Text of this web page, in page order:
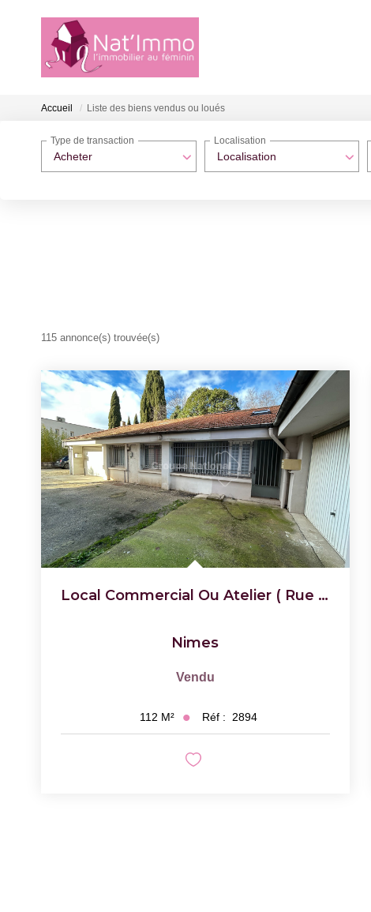
Accueil Liste des biens vendus ou loués
Acheter
Type de transaction
Localisation
Localisation
115 annonce(s) trouvée(s)
Local Commercial Ou Atelier ( Rue De Grézan )
Nimes
Vendu
112 M² Réf : 2894